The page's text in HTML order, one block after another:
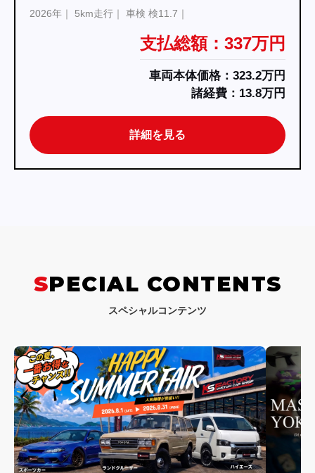
2026年 5km走行 車検 検11.7
支払総額：337万円
車両本体価格：323.2万円
諸経費：13.8万円
詳細を見る
SPECIAL CONTENTS
スペシャルコンテンツ